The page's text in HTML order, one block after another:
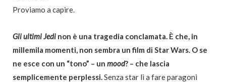
Proviamo a capire.
Gli ultimi Jedi non è una tragedia conclamata. È che, in
millemila momenti, non sembra un film di Star Wars. O se
ne esce con un “tono” – un mood? – che lascia
semplicemente perplessi.Senza star lì a fare paragoni